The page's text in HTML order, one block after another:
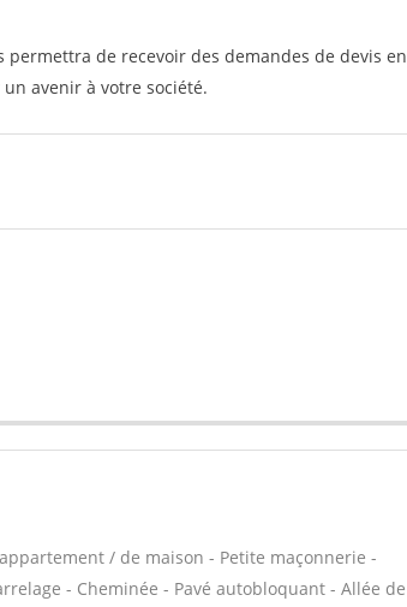
de recevoir des demandes de devis en
avenir à votre société.
/ de maison - Petite maçonnerie -
- Cheminée - Pavé autobloquant - Allée de